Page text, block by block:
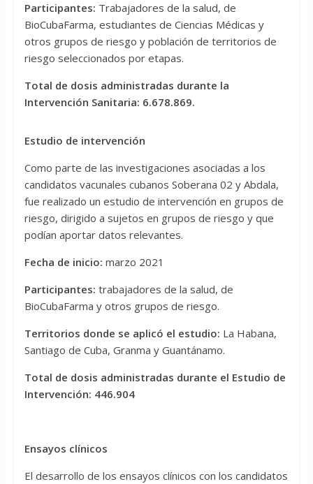
Participantes: Trabajadores de la salud, de
BioCubaFarma, estudiantes de Ciencias Médicas y
otros grupos de riesgo y población de territorios de
riesgo seleccionados por etapas.
Total de dosis administradas durante la
Intervención Sanitaria: 6.678.869.
Estudio de intervención
Como parte de las investigaciones asociadas a los
candidatos vacunales cubanos Soberana 02 y Abdala,
fue realizado un estudio de intervención en grupos de
riesgo, dirigido a sujetos en grupos de riesgo y que
podían aportar datos relevantes.
Fecha de inicio: marzo 2021
Participantes: trabajadores de la salud, de
BioCubaFarma y otros grupos de riesgo.
Territorios donde se aplicó el estudio: La Habana,
Santiago de Cuba, Granma y Guantánamo.
Total de dosis administradas durante el Estudio de
Intervención: 446.904
Ensayos clínicos
El desarrollo de los ensayos clínicos con los candidatos